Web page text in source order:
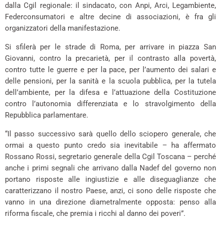
dalla Cgil regionale: il sindacato, con Anpi, Arci, Legambiente,
Federconsumatori e altre decine di associazioni, è fra gli
organizzatori della manifestazione.
Si sfilerà per le strade di Roma, per arrivare in piazza San
Giovanni, contro la precarietà, per il contrasto alla povertà,
contro tutte le guerre e per la pace, per l’aumento dei salari e
delle pensioni, per la sanità e la scuola pubblica, per la tutela
dell’ambiente, per la difesa e l’attuazione della Costituzione
contro l’autonomia differenziata e lo stravolgimento della
Repubblica parlamentare.
“Il passo successivo sarà quello dello sciopero generale, che
ormai a questo punto credo sia inevitabile – ha affermato
Rossano Rossi, segretario generale della Cgil Toscana – perché
anche i primi segnali che arrivano dalla Nadef del governo non
portano risposte alle ingiustizie e alle diseguaglianze che
caratterizzano il nostro Paese, anzi, ci sono delle risposte che
vanno in una direzione diametralmente opposta: penso alla
riforma fiscale, che premia i ricchi al danno dei poveri”.